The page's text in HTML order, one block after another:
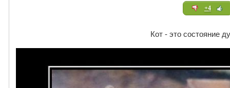
+4
Кот - это состояние